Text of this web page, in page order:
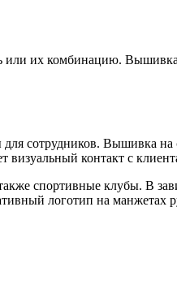
или их комбинацию.
сотрудников. Вышивка на
визуальный контакт с
спортивные клубы. В
логотип на манжетах